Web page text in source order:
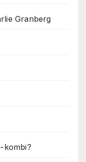
Granberg
kombi?